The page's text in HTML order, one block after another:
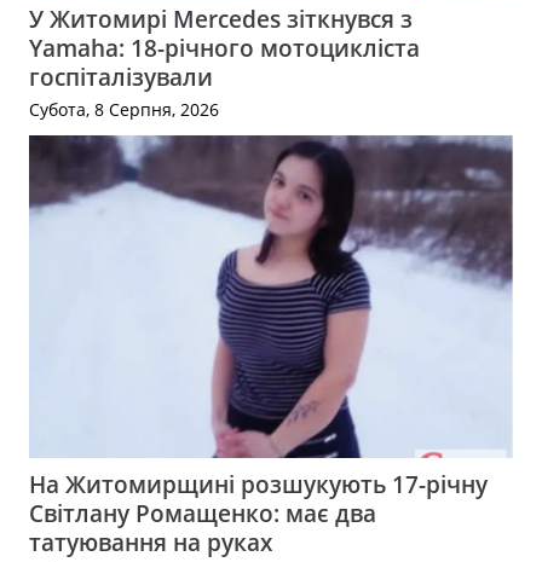
У Житомирі Mercedes зіткнувся з
Yamaha: 18-річного мотоцикліста
госпіталізували
Субота, 8 Серпня, 2026
На Житомирщині розшукують 17-річну
Світлану Ромащенко: має два
татуювання на руках